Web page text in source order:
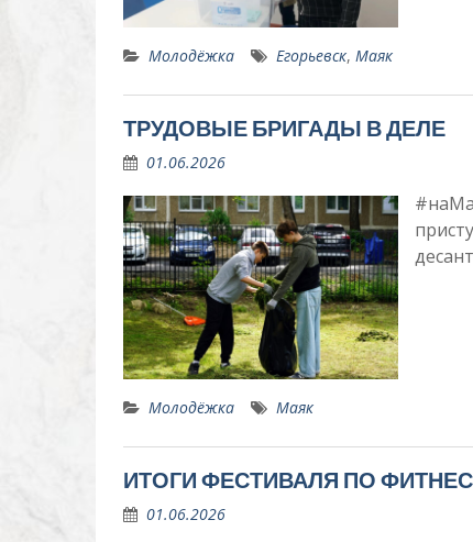
Молодёжка Егорьевск, Маяк
ТРУДОВЫЕ БРИГАДЫ В ДЕЛЕ
01.06.2026
Молодёжка Маяк
ИТОГИ ФЕСТИВАЛЯ ПО
01.06.2026